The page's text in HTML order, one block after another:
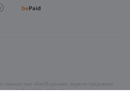
«БелВиринея» зарегистрировано
УНП 190706320. Юр.адрес: г. Минск, ул.